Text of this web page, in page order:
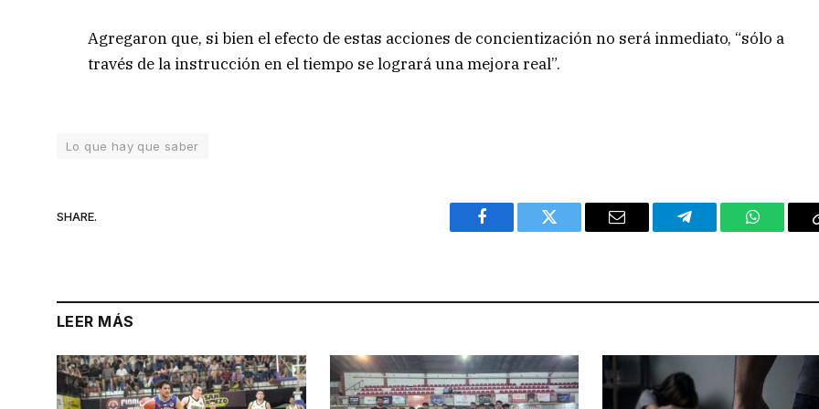
Agregaron que, si bien el efecto de estas acciones de concientización no será inmediato, “sólo a
través de la instrucción en el tiempo se logrará una mejora real”.
Lo que hay que saber
SHARE.
Facebook Twitter Email Telegram
LEER MÁS